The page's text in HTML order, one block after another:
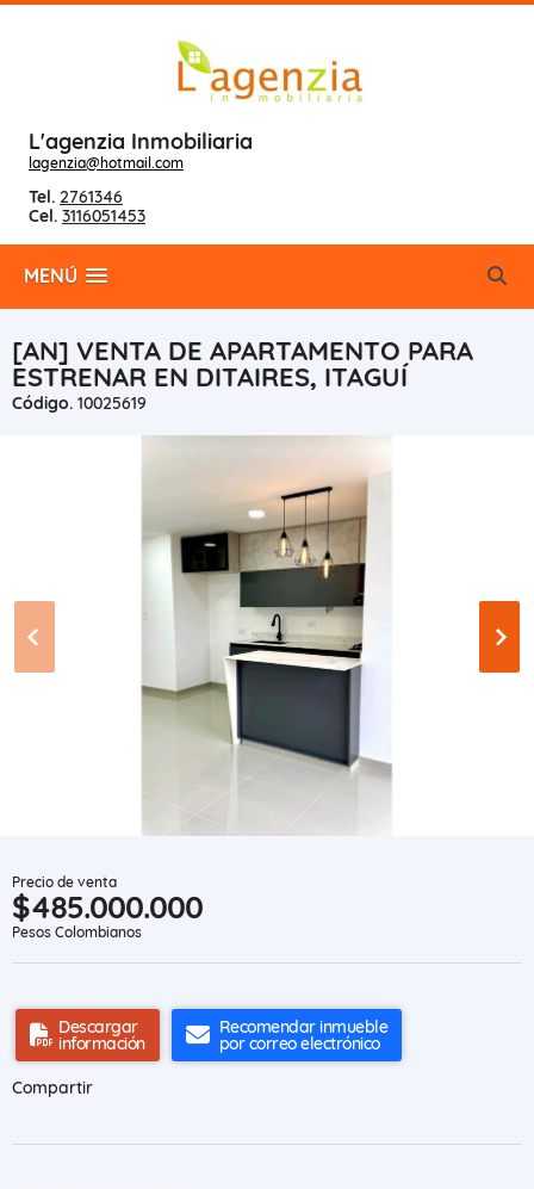
L'agenzia Inmobiliaria
lagenzia@hotmail.com
Tel. 2761346
Cel. 3116051453
MENÚ
[AN] VENTA DE APARTAMENTO PARA
ESTRENAR EN DITAIRES, ITAGUÍ
Código. 10025619
Precio de venta
$485.000.000
Pesos Colombianos
Descargar
información
Recomendar inmueble
por correo electrónico
Compartir